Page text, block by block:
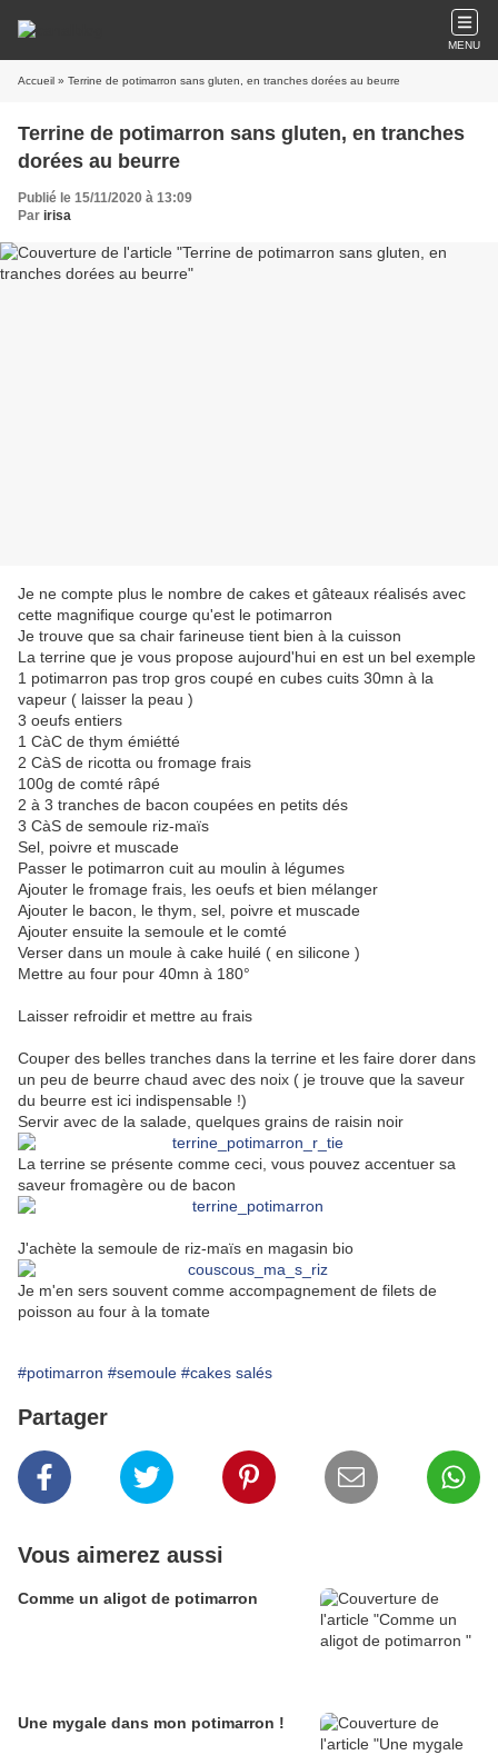
MENU
Accueil » Terrine de potimarron sans gluten, en tranches dorées au beurre
Terrine de potimarron sans gluten, en tranches
dorées au beurre
Publié le 15/11/2020 à 13:09
Par irisa
Je ne compte plus le nombre de cakes et gâteaux réalisés avec
cette magnifique courge qu'est le potimarron
Je trouve que sa chair farineuse tient bien à la cuisson
La terrine que je vous propose aujourd'hui en est un bel exemple
1 potimarron pas trop gros coupé en cubes cuits 30mn à la
vapeur ( laisser la peau )
3 oeufs entiers
1 CàC de thym émiétté
2 CàS de ricotta ou fromage frais
100g de comté râpé
2 à 3 tranches de bacon coupées en petits dés
3 CàS de semoule riz-maïs
Sel, poivre et muscade
Passer le potimarron cuit au moulin à légumes
Ajouter le fromage frais, les oeufs et bien mélanger
Ajouter le bacon, le thym, sel, poivre et muscade
Ajouter ensuite la semoule et le comté
Verser dans un moule à cake huilé ( en silicone )
Mettre au four pour 40mn à 180°
Laisser refroidir et mettre au frais
Couper des belles tranches dans la terrine et les faire dorer dans
un peu de beurre chaud avec des noix ( je trouve que la saveur
du beurre est ici indispensable !)
Servir avec de la salade, quelques grains de raisin noir
La terrine se présente comme ceci, vous pouvez accentuer sa
saveur fromagère ou de bacon
J'achète la semoule de riz-maïs en magasin bio
Je m'en sers souvent comme accompagnement de filets de
poisson au four à la tomate
#potimarron #semoule #cakes salés
Partager
Vous aimerez aussi
Comme un aligot de potimarron
Une mygale dans mon potimarron !